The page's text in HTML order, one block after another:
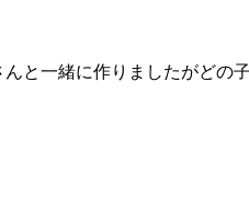
と一緒に作りましたがどの